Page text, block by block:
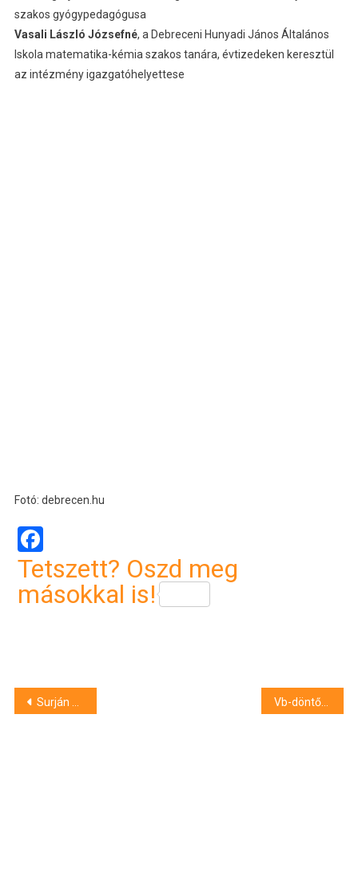
szakos gyógypedagógusa
Vasali László Józsefné, a Debreceni Hunyadi János Általános
Iskola matematika-kémia szakos tanára, évtizedeken keresztül
az intézmény igazgatóhelyettese
Fotó: debrecen.hu
Facebook
Tetszett? Oszd meg
másokkal is!
Bejegyzés
Surján Orsolya az új országos tisztifőorvos, ezt kell tudni róla